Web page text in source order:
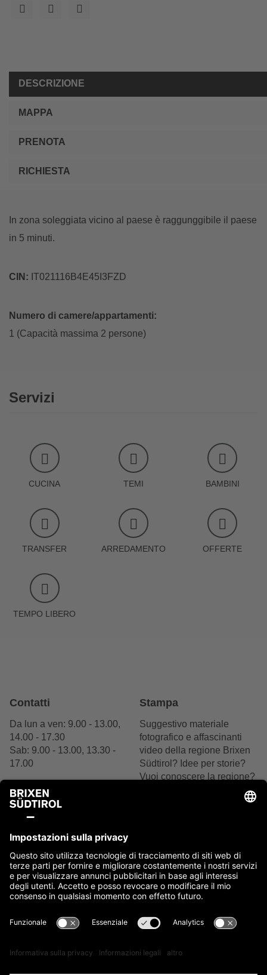
DESCRIZIONE
MAPPA
PRENOTA
RICHIESTA
In zona soleggiata vicino al paese è raggunggibile il paese
in 5 minuti.
CIN: IT021116B4E45I3FZD
Numero di camere/appartamenti:
1 (Capacità massima 2 persone)
Servizi
CUCINA TEMI BAMBINI
TRANSFER ARREDAMENTO OFFERTE
TEMPO LIBERO
Contatti
Da lun a ven: 9.00 - 13.00,
14.00 - 17.30
Sab: 9.00 - 13.00, 13.30 -
17.00
Scrivici
Stampa
Suggestivo materiale
fotografico e affascinanti
video della regione Brixen
Südtirol? Idee per storie?
Vuoi conoscere la regione?
Note legali Cookie Privacy
Sitemap